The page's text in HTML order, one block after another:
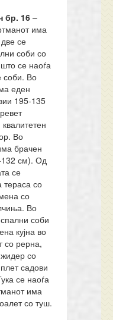
бр. 16 –
има
се
соби со
се наоѓа
соби. Во
еден
195-135
Во
брачен
132 см). Од
се
тераса со
со
Во
соби
кујна во
со рерна,
со
садови
се наоѓа
има
со туш.